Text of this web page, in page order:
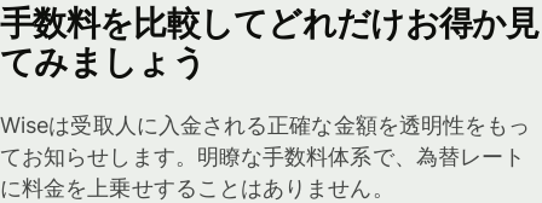
手数料を比較してどれだけお得か見
てみましょう
Wiseは受取人に入金される正確な金額を透明性をもっ
てお知らせします。明瞭な手数料体系で、為替レート
に料金を上乗せすることはありません。